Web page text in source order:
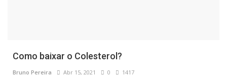
Como baixar o Colesterol?
Bruno Pereira Abr 15, 2021 0 1417